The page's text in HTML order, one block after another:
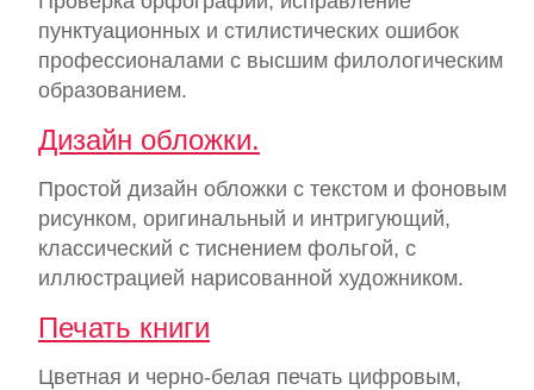
пунктуационных и стилистических ошибок
профессионалами с высшим филологическим
образованием.
Дизайн обложки.
Простой дизайн обложки с текстом и фоновым
рисунком, оригинальный и интригующий,
классический с тиснением фольгой, с
иллюстрацией нарисованной художником.
Печать книги
Цветная и черно-белая печать цифровым,